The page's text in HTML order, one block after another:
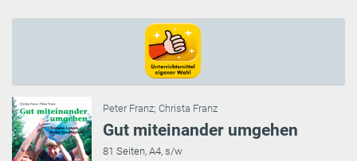
Peter Franz; Christa Franz
Gut miteinander umgehen
81 Seiten, A4, s/w